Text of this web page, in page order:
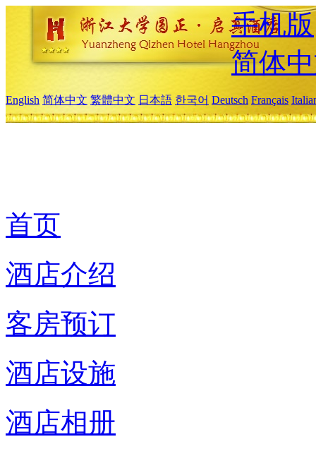
手机版
简体
English 简体中文 繁體中文 日本語 한국어 Deutsch Français
首页
酒店介绍
客房预订
酒店设施
酒店相册